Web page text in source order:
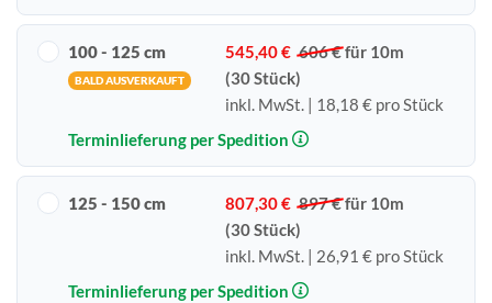
100 - 125 cm
BALD AUSVERKAUFT
545,40 € 606 €für 10m
(30 Stück)
inkl. MwSt. | 18,18 € pro Stück
Terminlieferung per Spedition
125 - 150 cm 807,30 € 897 €für 10m
(30 Stück)
inkl. MwSt. | 26,91 € pro Stück
Terminlieferung per Spedition